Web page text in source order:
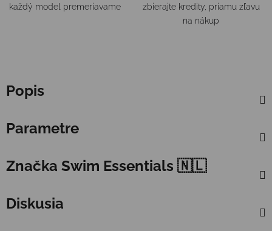
každý model premeriavame
zbierajte kredity, priamu zľavu
na nákup
Popis
Parametre
Značka Swim Essentials 🇳🇱
Diskusia